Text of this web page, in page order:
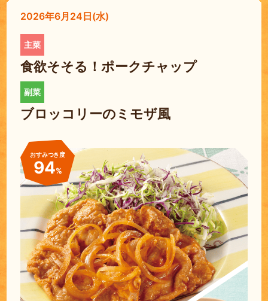
2026年6月24日(水)
食欲そそる！ポークチャップ
ブロッコリーのミモザ風
おすみつき度
94%